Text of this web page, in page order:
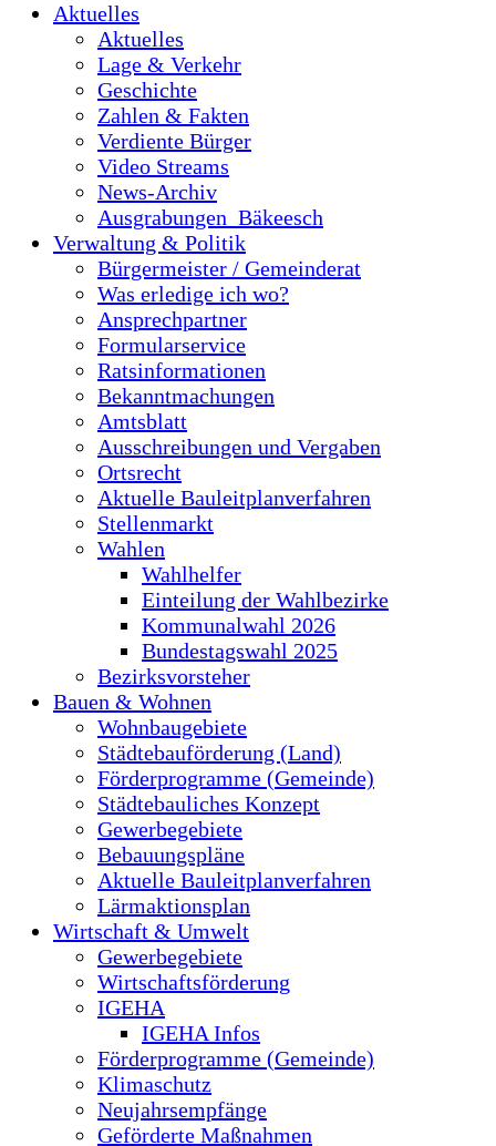
Aktuelles
Aktuelles
Lage & Verkehr
Geschichte
Zahlen & Fakten
Verdiente Bürger
Video Streams
News-Archiv
Ausgrabungen_Bäkeesch
Verwaltung & Politik
Bürgermeister / Gemeinderat
Was erledige ich wo?
Ansprechpartner
Formularservice
Ratsinformationen
Bekanntmachungen
Amtsblatt
Ausschreibungen und Vergaben
Ortsrecht
Aktuelle Bauleitplanverfahren
Stellenmarkt
Wahlen
Wahlhelfer
Einteilung der Wahlbezirke
Kommunalwahl 2026
Bundestagswahl 2025
Bezirksvorsteher
Bauen & Wohnen
Wohnbaugebiete
Städtebauförderung (Land)
Förderprogramme (Gemeinde)
Städtebauliches Konzept
Gewerbegebiete
Bebauungspläne
Aktuelle Bauleitplanverfahren
Lärmaktionsplan
Wirtschaft & Umwelt
Gewerbegebiete
Wirtschaftsförderung
IGEHA
IGEHA Infos
Förderprogramme (Gemeinde)
Klimaschutz
Neujahrsempfänge
Geförderte Maßnahmen